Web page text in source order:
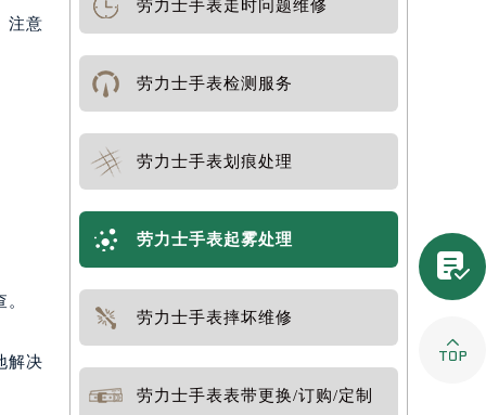
注意
解决
劳力士手表走时问题维修
劳力士手表检测服务
劳力士手表划痕处理
劳力士手表起雾处理
劳力士手表摔坏维修
劳力士手表表带更换/订购/定制

